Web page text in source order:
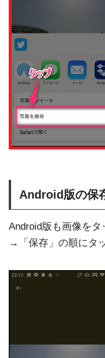
Android版の保
Android版も画像をタ
→「保存」の順にタ